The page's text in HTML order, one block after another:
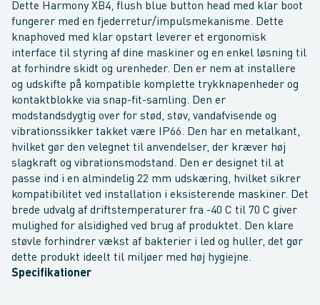
Dette Harmony XB4, flush blue button head med klar boot
fungerer med en fjederretur/impulsmekanisme. Dette
knaphoved med klar opstart leverer et ergonomisk
interface til styring af dine maskiner og en enkel løsning til
at forhindre skidt og urenheder. Den er nem at installere
og udskifte på kompatible komplette trykknapenheder og
kontaktblokke via snap-fit-samling. Den er
modstandsdygtig over for stød, støv, vandafvisende og
vibrationssikker takket være IP66. Den har en metalkant,
hvilket gør den velegnet til anvendelser, der kræver høj
slagkraft og vibrationsmodstand. Den er designet til at
passe ind i en almindelig 22 mm udskæring, hvilket sikrer
kompatibilitet ved installation i eksisterende maskiner. Det
brede udvalg af driftstemperaturer fra -40 C til 70 C giver
mulighed for alsidighed ved brug af produktet. Den klare
støvle forhindrer vækst af bakterier i led og huller, det gør
dette produkt ideelt til miljøer med høj hygiejne.
Specifikationer